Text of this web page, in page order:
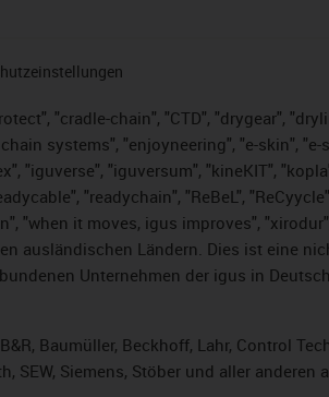
"cradle-chain", "CTD", "drygear",
systems", "enjoyneering", "e-skin",
"iguverse", "iguversum", "kineKIT",
"readychain", "ReBeL",
"when it moves, igus improves",
ausländischen Ländern. Dies ist eine
Unternehmen der igus in
Baumüller, Beckhoff, Lahr, Control
SEW, Siemens, Stöber und aller